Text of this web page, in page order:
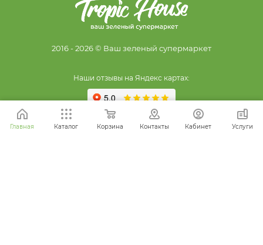
2016 - 2026 © Ваш зеленый супермаркет
Наши отзывы на Яндекс картах:
Главная Каталог Корзина Контакты Кабинет Услуги